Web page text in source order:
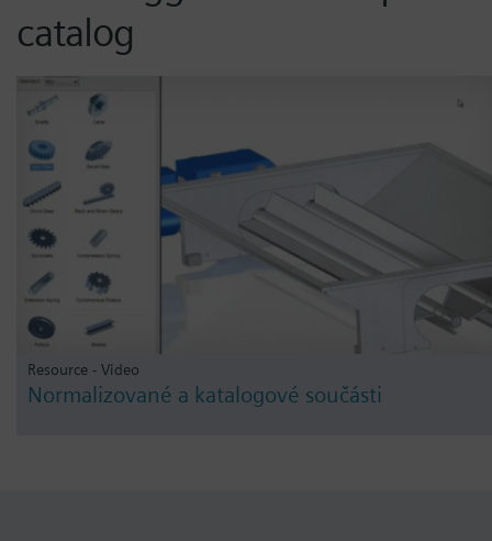
catalog
Resource - Video
Normalizované a katalogové součásti